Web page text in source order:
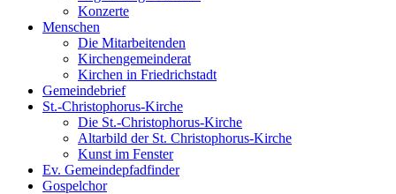
Konzerte
Menschen
Die Mitarbeitenden
Kirchengemeinderat
Kirchen in Friedrichstadt
Gemeindebrief
St.-Christophorus-Kirche
Die St.-Christophorus-Kirche
Altarbild der St. Christophorus-Kirche
Kunst im Fenster
Ev. Gemeindepfadfinder
Gospelchor